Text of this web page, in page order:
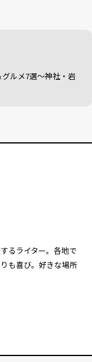
グルメ7選〜神社・岩
るライター。各地で
も喜び。好きな場所